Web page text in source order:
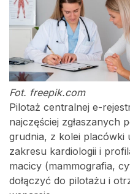
Fot. freepik.com
Pilotaż centralnej e-
najczęściej zgłaszanych
grudnia, z kolei placówki
zakresu kardiologii i
macicy (mammografia,
dołączyć do pilotażu i